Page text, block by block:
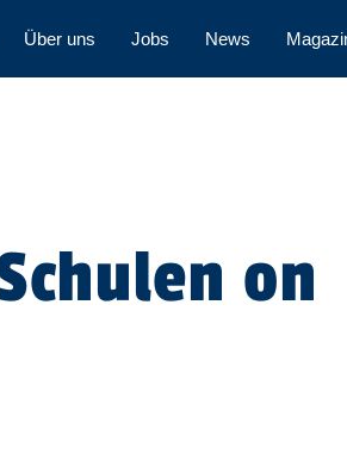
Über uns Jobs News
on